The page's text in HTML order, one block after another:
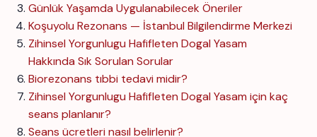
Günlük Yaşamda Uygulanabilecek Öneriler
Koşuyolu Rezonans — İstanbul Bilgilendirme Merkezi
Zihinsel Yorgunlugu Hafifleten Dogal Yasam
Hakkında Sık Sorulan Sorular
Biorezonans tıbbi tedavi midir?
Zihinsel Yorgunlugu Hafifleten Dogal Yasam için kaç
seans planlanır?
Seans ücretleri nasıl belirlenir?